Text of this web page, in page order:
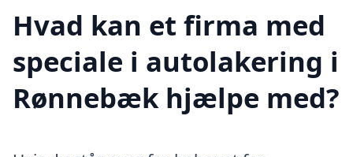
Hvad kan et firma med
speciale i autolakering i
Rønnebæk hjælpe med?